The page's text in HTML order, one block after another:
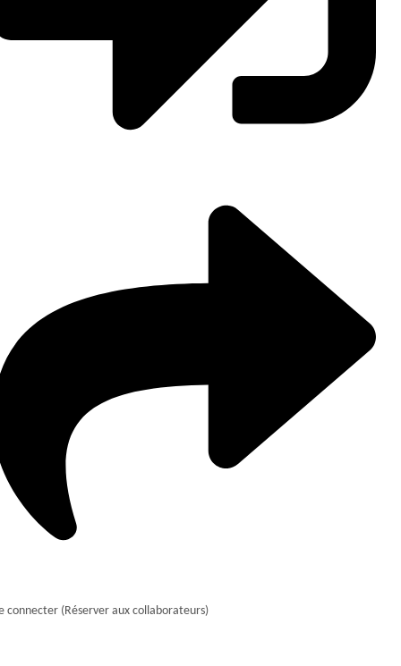
connecter (Réserver aux collaborateurs)